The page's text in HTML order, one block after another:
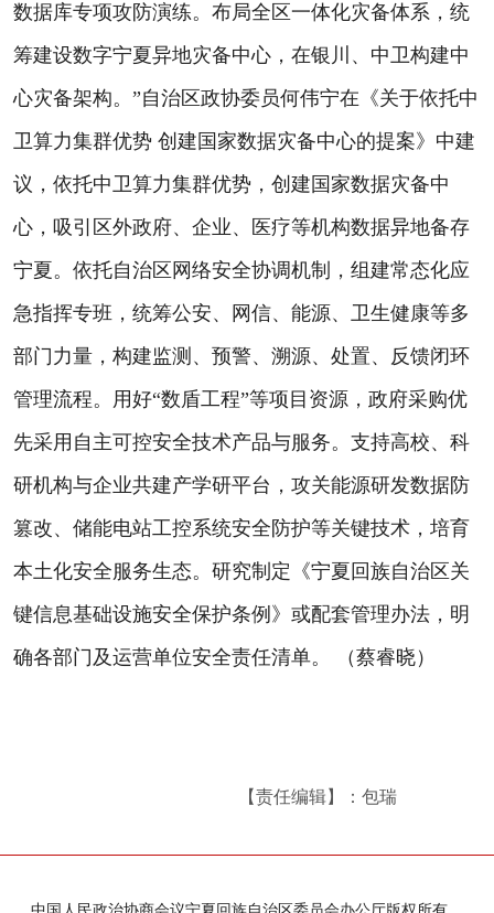
数据库专项攻防演练。布局全区一体化灾备体系，统
筹建设数字宁夏异地灾备中心，在银川、中卫构建中
心灾备架构。”自治区政协委员何伟宁在《关于依托中
卫算力集群优势 创建国家数据灾备中心的提案》中建
议，依托中卫算力集群优势，创建国家数据灾备中
心，吸引区外政府、企业、医疗等机构数据异地备存
宁夏。依托自治区网络安全协调机制，组建常态化应
急指挥专班，统筹公安、网信、能源、卫生健康等多
部门力量，构建监测、预警、溯源、处置、反馈闭环
管理流程。用好“数盾工程”等项目资源，政府采购优
先采用自主可控安全技术产品与服务。支持高校、科
研机构与企业共建产学研平台，攻关能源研发数据防
篡改、储能电站工控系统安全防护等关键技术，培育
本土化安全服务生态。研究制定《宁夏回族自治区关
键信息基础设施安全保护条例》或配套管理办法，明
确各部门及运营单位安全责任清单。 （蔡睿晓）
【责任编辑】：包瑞